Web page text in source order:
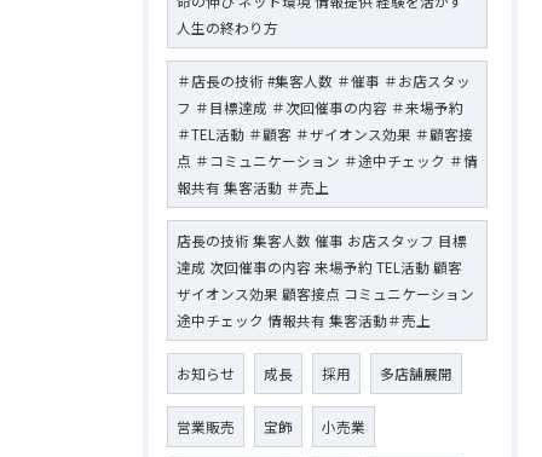
人生の終わり方
＃店長の技術 #集客人数 ＃催事 ＃お店スタッ
フ ＃目標達成 ＃次回催事の内容 ＃来場予約
＃TEL活動 ＃顧客 ＃ザイオンス効果 ＃顧客接
点 ＃コミュニケーション ＃途中チェック ＃情
報共有 集客活動 ＃売上
店長の技術 集客人数 催事 お店スタッフ 目標
達成 次回催事の内容 来場予約 TEL活動 顧客
ザイオンス効果 顧客接点 コミュニケーション
途中チェック 情報共有 集客活動＃売上
お知らせ 成長 採用 多店舗展開
営業販売 宝飾 小売業